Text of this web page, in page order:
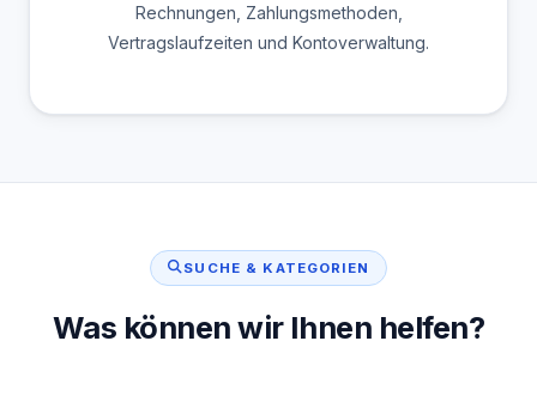
Rechnungen, Zahlungsmethoden,
Vertragslaufzeiten und Kontoverwaltung.
SUCHE & KATEGORIEN
Was können wir Ihnen helfen?